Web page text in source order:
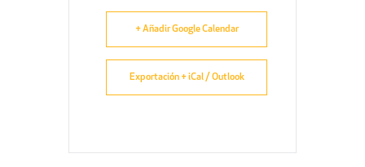
+ Añadir Google Calendar
Exportación + iCal / Outlook